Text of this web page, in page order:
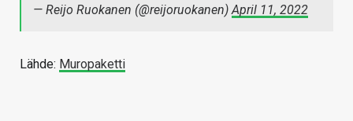
— Reijo Ruokanen (@reijoruokanen)April 11, 2022
Lähde: Muropaketti